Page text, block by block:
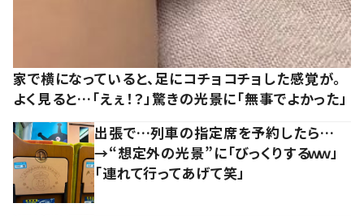
家で横になっていると、足にコチョコチョした感覚が。
よく見ると…「えぇ！？」驚きの光景に「無事でよかった」
出張で…列車の指定席を予約したら…
→“想定外の光景”に「びっくりするｗｗ」
「連れて行ってあげて笑」